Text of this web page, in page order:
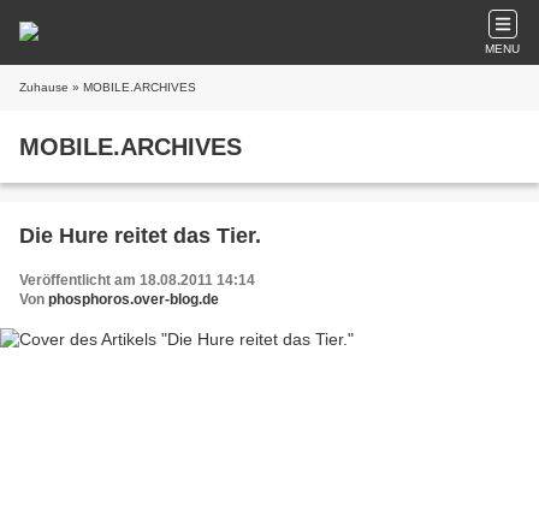
MENU
Zuhause » MOBILE.ARCHIVES
MOBILE.ARCHIVES
Die Hure reitet das Tier.
Veröffentlicht am 18.08.2011 14:14
Von phosphoros.over-blog.de